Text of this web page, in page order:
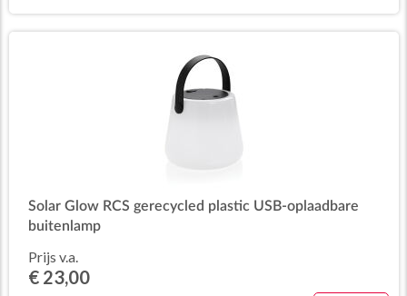
Solar Glow RCS gerecycled plastic USB-oplaadbare
buitenlamp
Prijs v.a.
€ 23,00